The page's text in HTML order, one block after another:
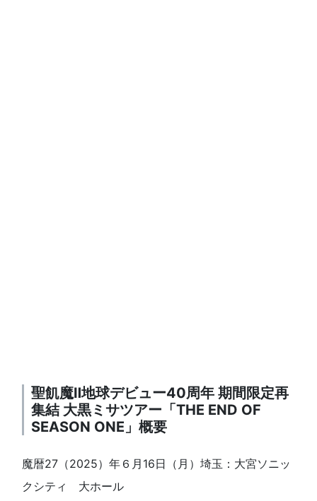
聖飢魔Ⅱ地球デビュー40周年 期間限定再
集結 大黒ミサツアー「THE END OF
SEASON ONE」概要
魔暦27（2025）年６月16日（月）埼玉：大宮ソニッ
クシティ 大ホール